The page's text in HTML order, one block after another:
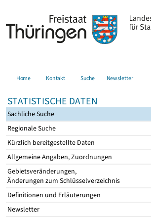
Home Kontakt Suche Newsletter
STATISTISCHE DATEN
Sachliche Suche
Regionale Suche
Kürzlich bereitgestellte Daten
Allgemeine Angaben, Zuordnungen
Gebietsveränderungen,
Änderungen zum Schlüsselverzeichnis
Definitionen und Erläuterungen
Newsletter